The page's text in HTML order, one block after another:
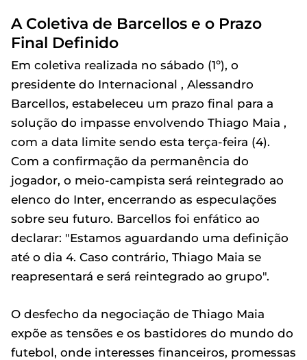
A Coletiva de Barcellos e o Prazo
Final Definido
Em coletiva realizada no sábado (1º), o
presidente do Internacional , Alessandro
Barcellos, estabeleceu um prazo final para a
solução do impasse envolvendo Thiago Maia ,
com a data limite sendo esta terça-feira (4).
Com a confirmação da permanência do
jogador, o meio-campista será reintegrado ao
elenco do Inter, encerrando as especulações
sobre seu futuro. Barcellos foi enfático ao
declarar: "Estamos aguardando uma definição
até o dia 4. Caso contrário, Thiago Maia se
reapresentará e será reintegrado ao grupo".
O desfecho da negociação de Thiago Maia
expõe as tensões e os bastidores do mundo do
futebol, onde interesses financeiros, promessas